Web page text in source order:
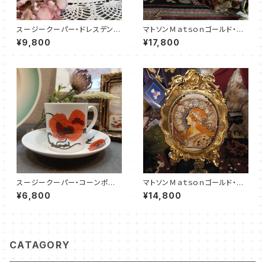
スージークーパー・ドレスデンス
プレイ・C&S（グリーン）SCDR0
056
¥9,800
マトソンＭａｔｓｏｎゴールド・ソ
ープディッシュ（MT0022）
¥17,800
スージークーパー・コーンポピ
ー・カップ＆ソーサー（SCCP01
09）
¥6,800
マトソンＭａｔｓｏｎゴールド・フ
ォトスタンド（MT0023）
¥14,800
CATAGORY